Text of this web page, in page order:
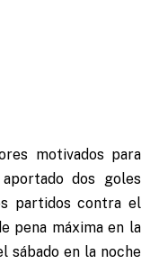
motivados para
dos goles
partidos contra el
pena máxima en la
sábado en la noche